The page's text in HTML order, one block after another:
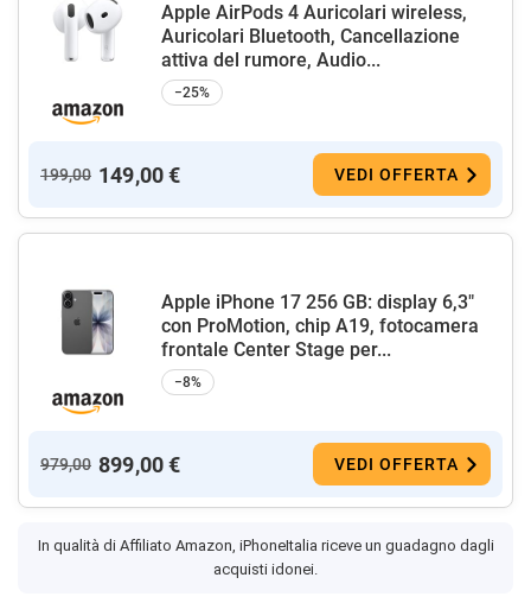
Apple AirPods 4 Auricolari wireless,
Auricolari Bluetooth, Cancellazione
attiva del rumore, Audio...
−25%
199,00 149,00 € VEDI OFFERTA
Apple iPhone 17 256 GB: display 6,3"
con ProMotion, chip A19, fotocamera
frontale Center Stage per...
−8%
979,00 899,00 € VEDI OFFERTA
In qualità di Affiliato Amazon, iPhoneItalia riceve un guadagno dagli
acquisti idonei.